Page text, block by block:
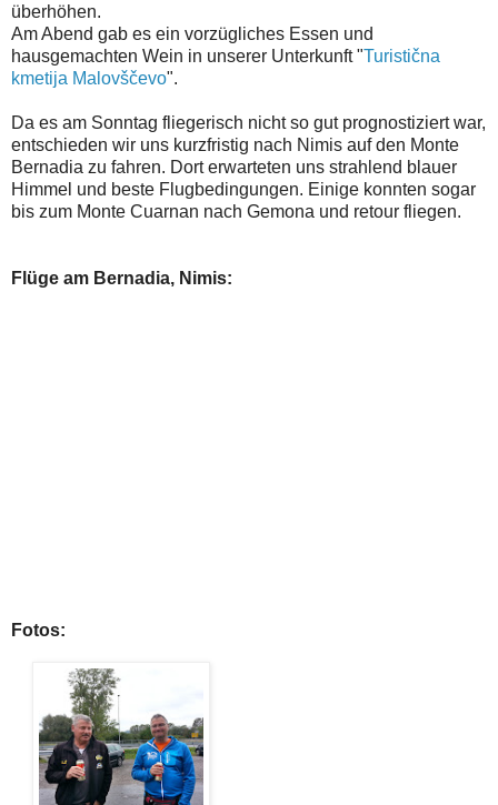
überhöhen.
Am Abend gab es ein vorzügliches Essen und
hausgemachten Wein in unserer Unterkunft "Turistična
kmetija Malovščevo".
Da es am Sonntag fliegerisch nicht so gut prognostiziert war,
entschieden wir uns kurzfristig nach Nimis auf den Monte
Bernadia zu fahren. Dort erwarteten uns strahlend blauer
Himmel und beste Flugbedingungen. Einige konnten sogar
bis zum Monte Cuarnan nach Gemona und retour fliegen.
Flüge am Bernadia, Nimis:
Fotos: